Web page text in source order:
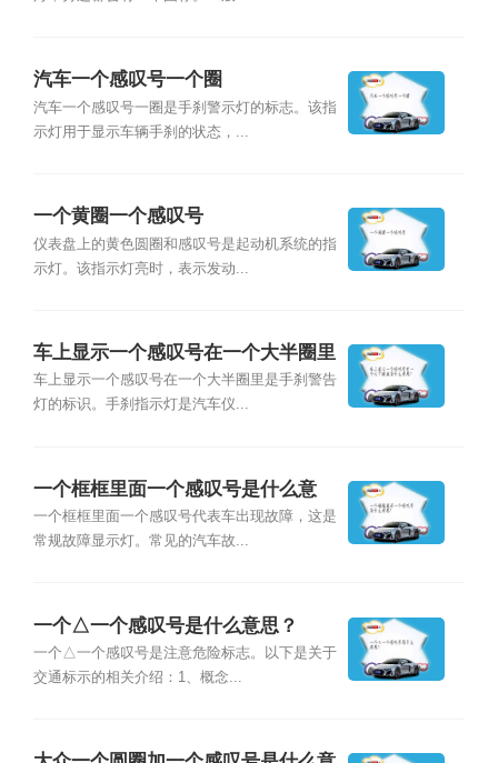
汽车一个感叹号一个圈
汽车一个感叹号一圈是手刹警示灯的标志。该指
示灯用于显示车辆手刹的状态，...
一个黄圈一个感叹号
仪表盘上的黄色圆圈和感叹号是起动机系统的指
示灯。该指示灯亮时，表示发动...
车上显示一个感叹号在一个大半圈里
是什么意思?
车上显示一个感叹号在一个大半圈里是手刹警告
灯的标识。手刹指示灯是汽车仪...
一个框框里面一个感叹号是什么意
思？
一个框框里面一个感叹号代表车出现故障，这是
常规故障显示灯。常见的汽车故...
一个△一个感叹号是什么意思？
一个△一个感叹号是注意危险标志。以下是关于
交通标示的相关介绍：1、概念...